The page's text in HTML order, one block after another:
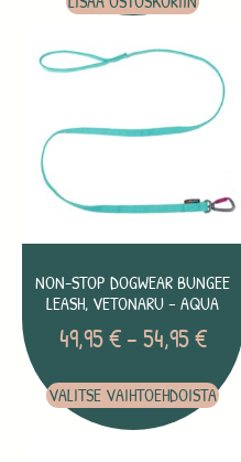
NON-STOP DOGWEAR BUNGEE
LEASH, VETONARU – AQUA
49,95€ –54,95€
VALITSE VAIHTOEHDOISTA